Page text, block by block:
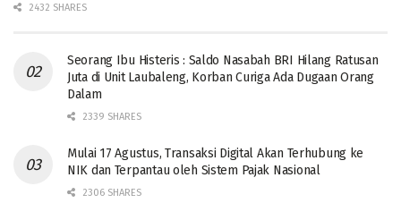
2432 SHARES
Seorang Ibu Histeris : Saldo Nasabah BRI Hilang Ratusan
Juta di Unit Laubaleng, Korban Curiga Ada Dugaan Orang
Dalam
2339 SHARES
Mulai 17 Agustus, Transaksi Digital Akan Terhubung ke
NIK dan Terpantau oleh Sistem Pajak Nasional
2306 SHARES